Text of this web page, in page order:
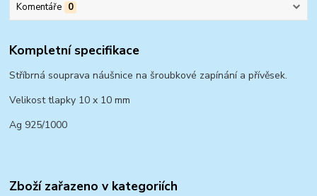
Komentáře 0
Kompletní specifikace
Stříbrná souprava náušnice na šroubkové zapínání a přívěsek.
Velikost tlapky 10 x 10 mm
Ag 925/1000
Zboží zařazeno v kategoriích